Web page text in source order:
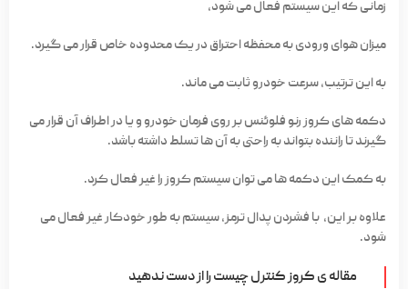
زمانی که این سیستم فعال می شود،
میزان هوای ورودی به محفظه احتراق در یک محدوده خاص قرار می گیرد.
به این ترتیب، سرعت خودرو ثابت می ماند.
دکمه های کروز رنو فلوئنس بر روی فرمان خودرو و یا در اطراف آن قرار می
گیرند تا راننده بتواند به راحتی به آن ها تسلط داشته باشد.
به کمک این دکمه ها می توان سیستم کروز را غیر فعال کرد.
علاوه بر این، با فشردن پدال ترمز، سیستم به طور خودکار غیر فعال می
شود.
مقاله ی کروز کنترل چیست را از دست ندهید